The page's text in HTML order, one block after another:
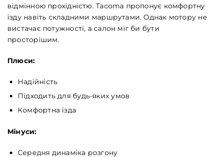
відмінною прохідністю. Tacoma пропонує комфортну
їзду навіть складними маршрутами. Однак мотору не
вистачає потужності, а салон міг би бути
просторішим.
Плюси:
Надійність
Підходить для будь-яких умов
Комфортна їзда
Мінуси:
Середня динаміка розгону